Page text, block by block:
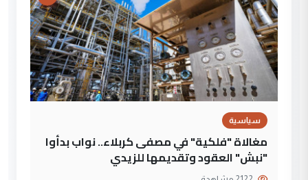
سياسية
مغالاة "فلكية" في مصفى كربلاء.. نواب بدأوا
"نبش" العقود وتقديمها للزيدي